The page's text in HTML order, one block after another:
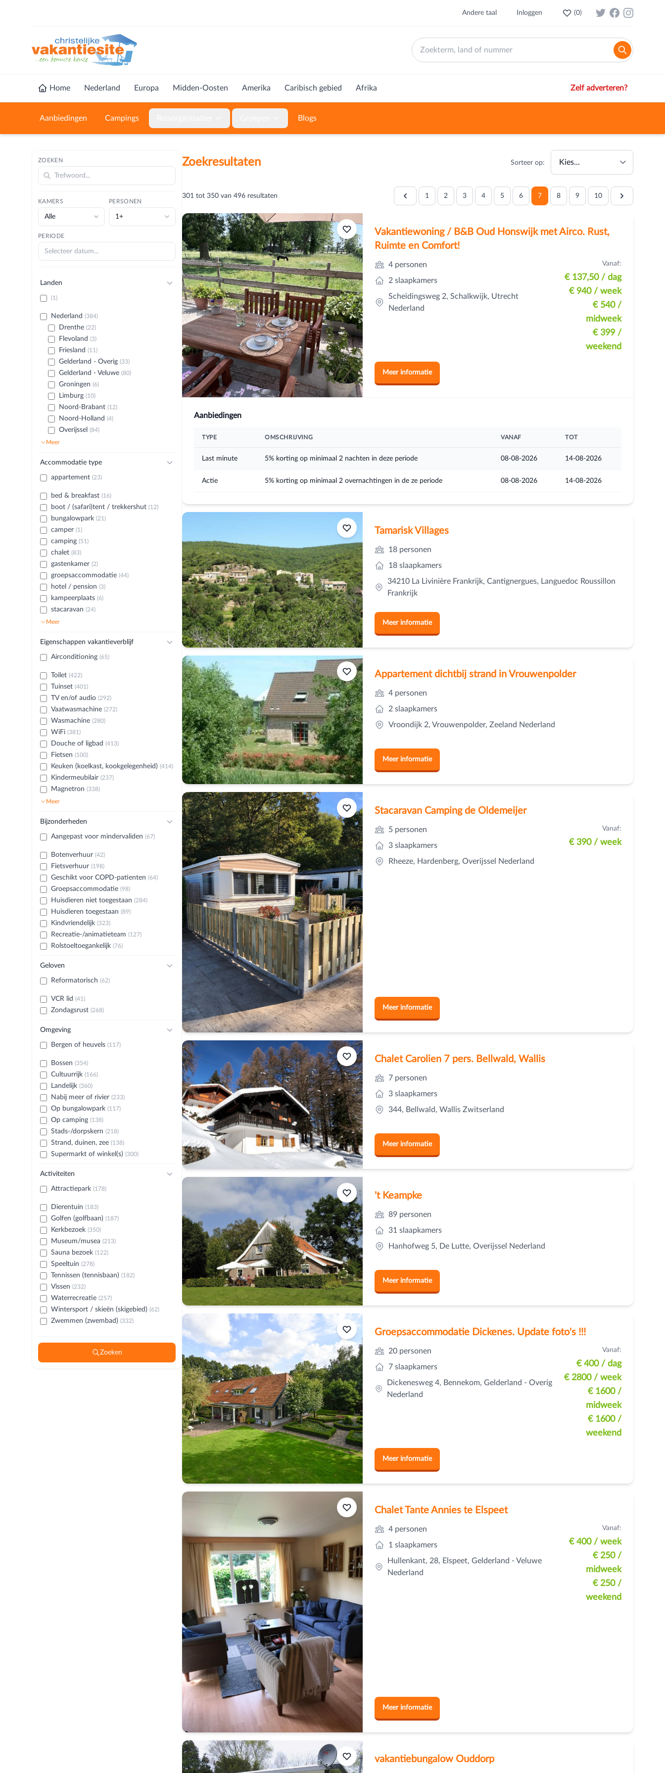
Andere taal Inloggen (0)
Home Nederland Europa Midden-Oosten Amerika Caribisch gebied Afrika Zelf adverteren?
Aanbiedingen Campings Blogs
ZOEKEN
KAMERS PERSONEN
PERIODE
Landen
(1)
Nederland (384)
Drenthe (22)
Flevoland (3)
Friesland (11)
Gelderland - Overig (33)
Gelderland - Veluwe (80)
Groningen (6)
Limburg (10)
Noord-Brabant (12)
Noord-Holland (4)
Overijssel (84)
Meer
Accommodatie type
appartement (23)
bed & breakfast (16)
boot / (safari)tent / trekkershut (12)
bungalowpark (21)
camper (1)
camping (51)
chalet (83)
gastenkamer (2)
groepsaccommodatie (44)
hotel / pension (3)
kampeerplaats (6)
stacaravan (24)
Meer
Eigenschappen vakantieverblijf
Airconditioning (65)
Toilet (422)
Tuinset (401)
TV en/of audio (292)
Vaatwasmachine (272)
Wasmachine (280)
WiFi (381)
Douche of ligbad (413)
Fietsen (100)
Keuken (koelkast, kookgelegenheid) (414)
Kindermeubilair (237)
Magnetron (338)
Meer
Bijzonderheden
Aangepast voor mindervaliden (67)
Botenverhuur (42)
Fietsverhuur (198)
Geschikt voor COPD-patienten (64)
Groepsaccommodatie (98)
Huisdieren niet toegestaan (284)
Huisdieren toegestaan (89)
Kindvriendelijk (323)
Recreatie-/animatieteam (127)
Rolstoeltoegankelijk (76)
Geloven
Reformatorisch (62)
VCR lid (41)
Zondagsrust (268)
Omgeving
Bergen of heuvels (117)
Bossen (354)
Cultuurrijk (166)
Landelijk (360)
Nabij meer of rivier (233)
Op bungalowpark (117)
Op camping (138)
Stads-/dorpskern (218)
Strand, duinen, zee (138)
Supermarkt of winkel(s) (300)
Activiteiten
Attractiepark (178)
Dierentuin (183)
Golfen (golfbaan) (187)
Kerkbezoek (350)
Museum/musea (213)
Sauna bezoek (122)
Speeltuin (278)
Tennissen (tennisbaan) (182)
Vissen (232)
Waterrecreatie (257)
Wintersport / skieën (skigebied) (62)
Zwemmen (zwembad) (332)
Zoeken
Zoekresultaten Sorteer op:
301 tot 350 van 496 resultaten 1 2 3 4 5 6 7 8 9 10
Vakantiewoning / B&B Oud Honswijk met Airco. Rust,
Ruimte en Comfort!
4 personen
2 slaapkamers
Scheidingsweg 2, Schalkwijk, Utrecht
Nederland
Vanaf:
€ 137,50/ dag
€ 940/ week
€ 540/
midweek
€ 399 /
weekend
Meer informatie
Aanbiedingen
TYPE OMSCHRIJVING VANAF TOT
Last minute 5% korting op minimaal 2 nachten in deze periode 08-08-2026 14-08-2026
Actie 5% korting op minimaal 2 overnachtingen in de ze periode 08-08-2026 14-08-2026
Tamarisk Villages
18 personen
18 slaapkamers
34210 La Livinière Frankrijk, Cantignergues, Languedoc Roussillon
Frankrijk
Meer informatie
Appartement dichtbij strand in Vrouwenpolder
4 personen
2 slaapkamers
Vroondijk 2, Vrouwenpolder, Zeeland Nederland
Meer informatie
Stacaravan Camping de Oldemeijer
5 personen
3 slaapkamers
Rheeze, Hardenberg, Overijssel Nederland
Vanaf:
€ 390/ week
Meer informatie
Chalet Carolien 7 pers. Bellwald, Wallis
7 personen
3 slaapkamers
344, Bellwald, Wallis Zwitserland
Meer informatie
't Keampke
89 personen
31 slaapkamers
Hanhofweg 5, De Lutte, Overijssel Nederland
Meer informatie
Groepsaccommodatie Dickenes. Update foto's !!!
20 personen
7 slaapkamers
Dickenesweg 4, Bennekom, Gelderland - Overig
Nederland
Vanaf:
€ 400/ dag
€ 2800/ week
€ 1600/
midweek
€ 1600/
weekend
Meer informatie
Chalet Tante Annies te Elspeet
4 personen
1 slaapkamers
Hullenkant, 28, Elspeet, Gelderland - Veluwe
Nederland
Vanaf:
€ 400/ week
€ 250/
midweek
€ 250/
weekend
Meer informatie
vakantiebungalow Ouddorp